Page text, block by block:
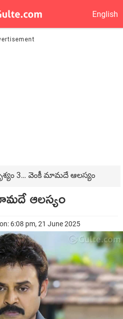
English
3… వెంకీ మామదే ఆలస్యం
ఆలస్యం
6:08 pm, 21 June 2025